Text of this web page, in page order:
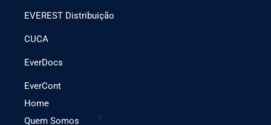
EVEREST Distribuição
CUCA
EverDocs
EverCont
Home
Quem Somos